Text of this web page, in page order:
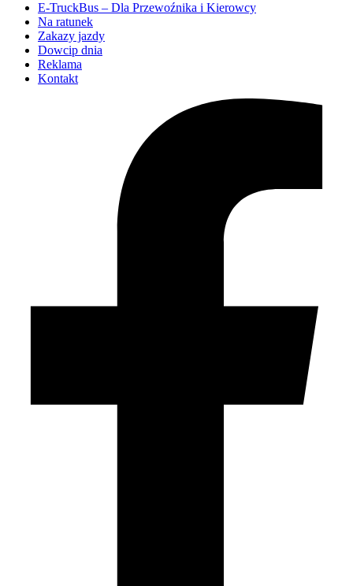
E-TruckBus – Dla Przewoźnika i Kierowcy
Na ratunek
Zakazy jazdy
Dowcip dnia
Reklama
Kontakt